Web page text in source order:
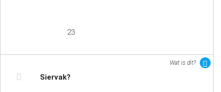
23
Wat is dit?
Siervak?